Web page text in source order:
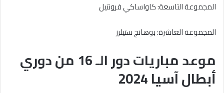
المجموعة التاسعة: كاواساكي فرونتيل
المجموعة العاشرة: بوهانج ستيلرز
موعد مباريات دور الـ 16 من دوري
أبطال آسيا 2024